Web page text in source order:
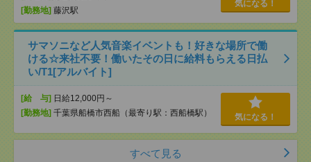
[勤務地] 藤沢駅
気になる！
サマソニなど人気音楽イベントも！好きな場所で働
ける☆来社不要！働いたその日に給料もらえる日払
い/T1[アルバイト]
[給 与] 日給12,000円～
[勤務地] 千葉県船橋市西船（最寄り駅：西船橋駅） 気になる！
すべて見る